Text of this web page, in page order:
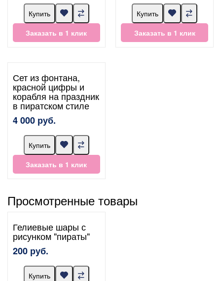
Купить
Заказать в 1 клик
Купить
Заказать в 1 клик
Сет из фонтана,
красной цифры и
корабля на праздник
в пиратском стиле
4 000 руб.
Купить
Заказать в 1 клик
Просмотренные товары
Гелиевые шары с
рисунком "пираты"
200 руб.
Купить